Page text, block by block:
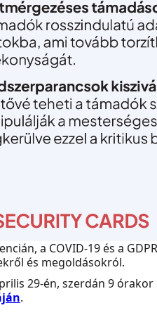
a COVID-19 és a
és megoldásokról.
29-én, szerdán 9
.